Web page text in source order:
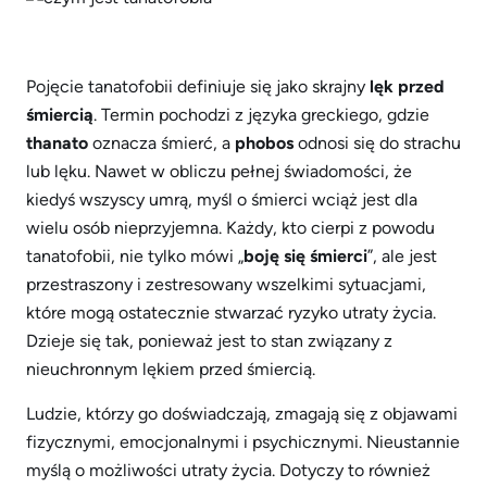
Pojęcie tanatofobii definiuje się jako skrajny lęk przed
śmiercią. Termin pochodzi z języka greckiego, gdzie
thanato oznacza śmierć, a phobos odnosi się do strachu
lub lęku. Nawet w obliczu pełnej świadomości, że
kiedyś wszyscy umrą, myśl o śmierci wciąż jest dla
wielu osób nieprzyjemna. Każdy, kto cierpi z powodu
tanatofobii, nie tylko mówi „boję się śmierci”, ale jest
przestraszony i zestresowany wszelkimi sytuacjami,
które mogą ostatecznie stwarzać ryzyko utraty życia.
Dzieje się tak, ponieważ jest to stan związany z
nieuchronnym lękiem przed śmiercią.
Ludzie, którzy go doświadczają, zmagają się z objawami
fizycznymi, emocjonalnymi i psychicznymi. Nieustannie
myślą o możliwości utraty życia. Dotyczy to również